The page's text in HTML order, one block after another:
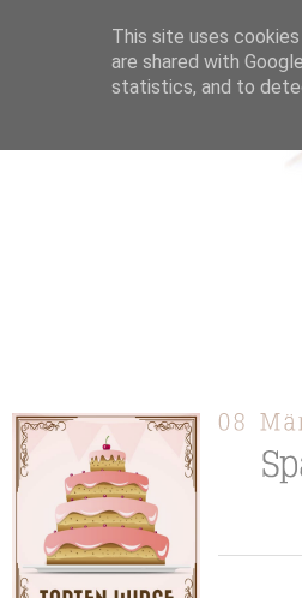
ÜBER MICH
This site uses
are shared with
statistics, and to